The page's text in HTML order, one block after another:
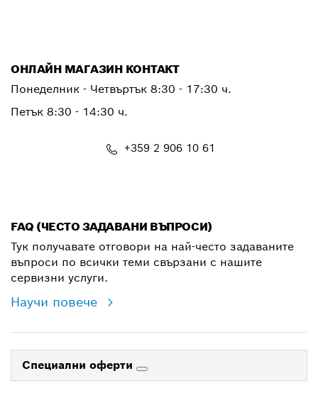
ОНЛАЙН МАГАЗИН КОНТАКТ
Понеделник - Четвъртък 8:30 - 17:30 ч.
Петък 8:30 - 14:30 ч.
+359 2 906 10 61
FAQ (ЧЕСТО ЗАДАВАНИ ВЪПРОСИ)
Тук получавате отговори на най-често задаваните
въпроси по всички теми свързани с нашите
сервизни услуги.
Научи повече
Специални оферти